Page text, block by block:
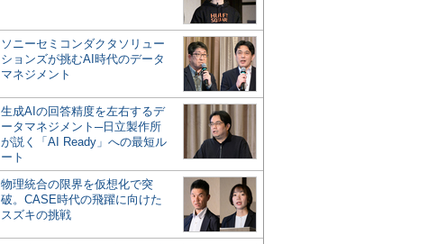
ソニーセミコンダクタソリュー
ションズが挑むAI時代のデータ
マネジメント
生成AIの回答精度を左右するデ
ータマネジメント─日立製作所
が説く「AI Ready」への最短ル
ート
物理統合の限界を仮想化で突
破。CASE時代の飛躍に向けた
スズキの挑戦